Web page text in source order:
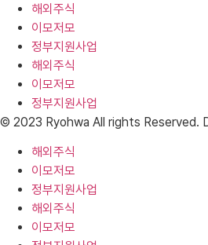
해외주식
이모저모
정부지원사업
해외주식
이모저모
정부지원사업
© 2023 Ryohwa All rights Reserved.
해외주식
이모저모
정부지원사업
해외주식
이모저모